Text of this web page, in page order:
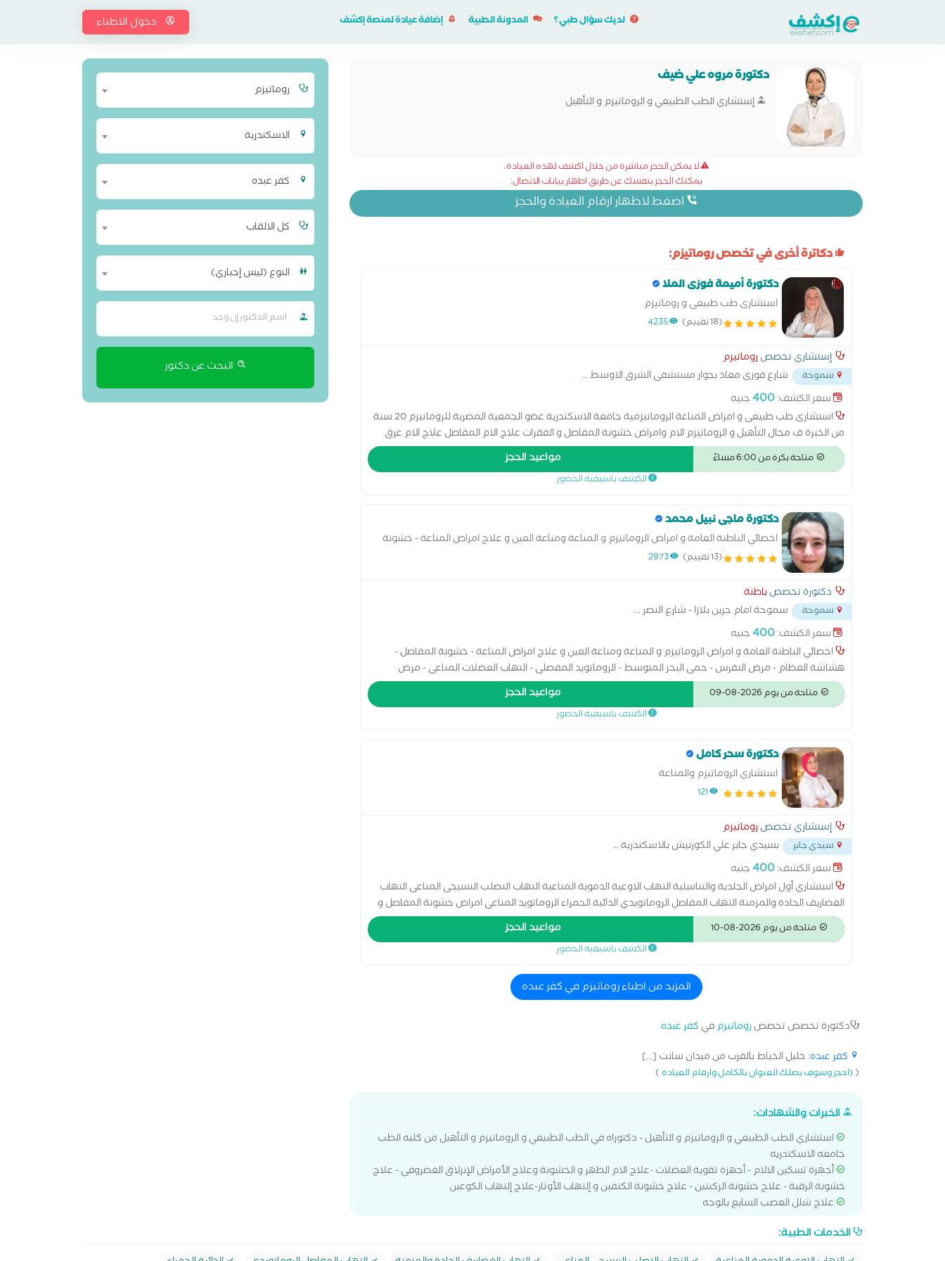
لديك سؤال طبي؟ المدونة الطبية إضافة عيادة لمنصة إكشف دخول الاطباء
دكتورة مروه علي ضيف
إستشاري الطب الطبيعي و الروماتيزم و التأهيل
لا يمكن الحجز مباشرة من خلال اكشف لهذه العيادة،
يمكنك الحجز بنفسك عن طريق اظهار بيانات الاتصال:
اضغط لاظهار ارقام العيادة والحجز
دكاترة أخرى في تخصص روماتيزم:
دكتورة أميمة فوزى الملا
استشارى طب طبيعى و روماتيزم
(18 تقييم) 4235
إستشاري تخصصروماتيزم
سموحة شارع فوزى معاذ بجوار مستشفى الشرق الاوسط...
سعر الكشف:400جنيه
استشارى طب طبيعى و امراض المناعة الروماتيزمية جامعة الاسكندرية عضو الجمعية المصرية للروماتيزم 20 سنة
من الخبرة ف مجال التأهيل و الروماتيزم الام وامراض خشونة المفاصل و الفقرات علاج الام المفاصل علاج الام عرق
النسا اشراف على جلسات العلاج الطبيعى
متاحة بكرة من 6:00 مساءً مواعيد الحجز
الكشف باسبقية الحضور
دكتورة ماجى نبيل محمد
اخصائي الباطنة العامة و امراض الروماتيزم و المناعة ومناعة العين و علاج امراض المناعة - خشونة
المفاصل - هشاشة العظام - مرض النقرس - حمى البحر المتوسط - الروماتويد
(13 تقييم) 2973
دكتورة تخصصباطنة
سموحة سموحة امام جرين بلازا - شارع النصر...
سعر الكشف:400جنيه
اخصائي الباطنة العامة و امراض الروماتيزم و المناعة ومناعة العين و علاج امراض المناعة - خشونة المفاصل -
هشاشة العظام - مرض النقرس - حمى البحر المتوسط - الروماتويد المفصلى - التهاب العضلات المناعى - مرض
الفيبرومالجيا - مرض بهجت
متاحة من يوم 2026-08-09 مواعيد الحجز
الكشف باسبقية الحضور
دكتورة سحر كامل
استشاري الروماتيزم والمناعة
121
إستشاري تخصصروماتيزم
سيدي جابر بسيدي جابر علي الكورنيش بالاسكندرية...
سعر الكشف:400جنيه
استشاري أول امراض الجلدية والتناسلية التهاب الاوعية الدموية المناعية التهاب التصلب النسيجى المناعى التهاب
الغضاريف الحادة والمزمنة التهاب المفاصل الروماتويدي الذائبة الحمراء الروماتويد المناعى امراض خشونة المفاصل و
الركب تيبس العمود الفقري
متاحة من يوم 2026-08-10 مواعيد الحجز
الكشف باسبقية الحضور
المزيد من اطباء روماتيزم في كفر عبده
دكتورة تخصص تخصصروماتيزمفي كفر عبده
كفر عبده: خليل الخياط بالقرب من ميدان سانت [...]
((احجز وسوف يصلك العنوان بالكامل وارقام العيادة)
الخبرات والشهادات:
استشاري الطب الطبيعي و الروماتيزم و التأهيل - دكتوراه في الطب الطبيعي و الروماتيزم و التأهيل من كليه الطب
جامعه الاسكندريه
أجهزة تسكين الالام - أجهزة تقوية العضلات -علاج الام الظهر و الخشونة وعلاج الأمراض الإنزلاق الغضروفي - علاج
خشونة الرقبة - علاج خشونة الركبتين - علاج خشونة الكتفين و إلتهاب الأوتار-علاج إلتهاب الكوعين
علاج شلل العصب السابع بالوجه
روماتيزم
الاسكندرية
كفر عبده
كل الالقاب
النوع (ليس إجباري)
البحث عن دكتور
الخدمات الطبية: